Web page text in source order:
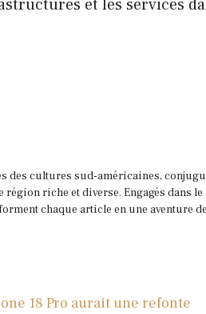
et les services
des cultures sud-américaines,
riche et diverse. Engagés dans le
chaque article en une aventure de
18 Pro aurait une refonte